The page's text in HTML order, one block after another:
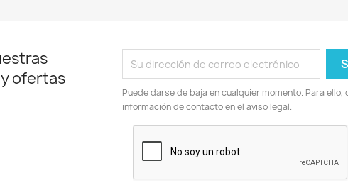
ofertas
Puede darse de baja en cualquier momento. Para
información de contacto en el aviso legal.